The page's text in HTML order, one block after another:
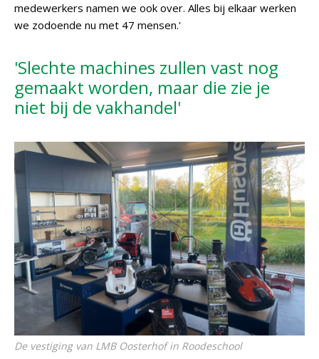
medewerkers namen we ook over. Alles bij elkaar werken
we zodoende nu met 47 mensen.'
'Slechte machines zullen vast nog
gemaakt worden, maar die zie je
niet bij de vakhandel'
De vestiging van LMB Oosterhof in Roodeschool